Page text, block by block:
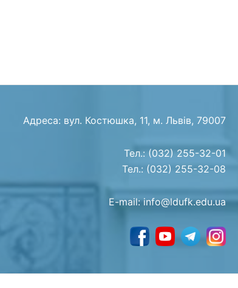
Адреса: вул. Костюшка, 11, м. Львів, 79007
Тел.: (032) 255-32-01
Тел.: (032) 255-32-08
E-mail: info@ldufk.edu.ua